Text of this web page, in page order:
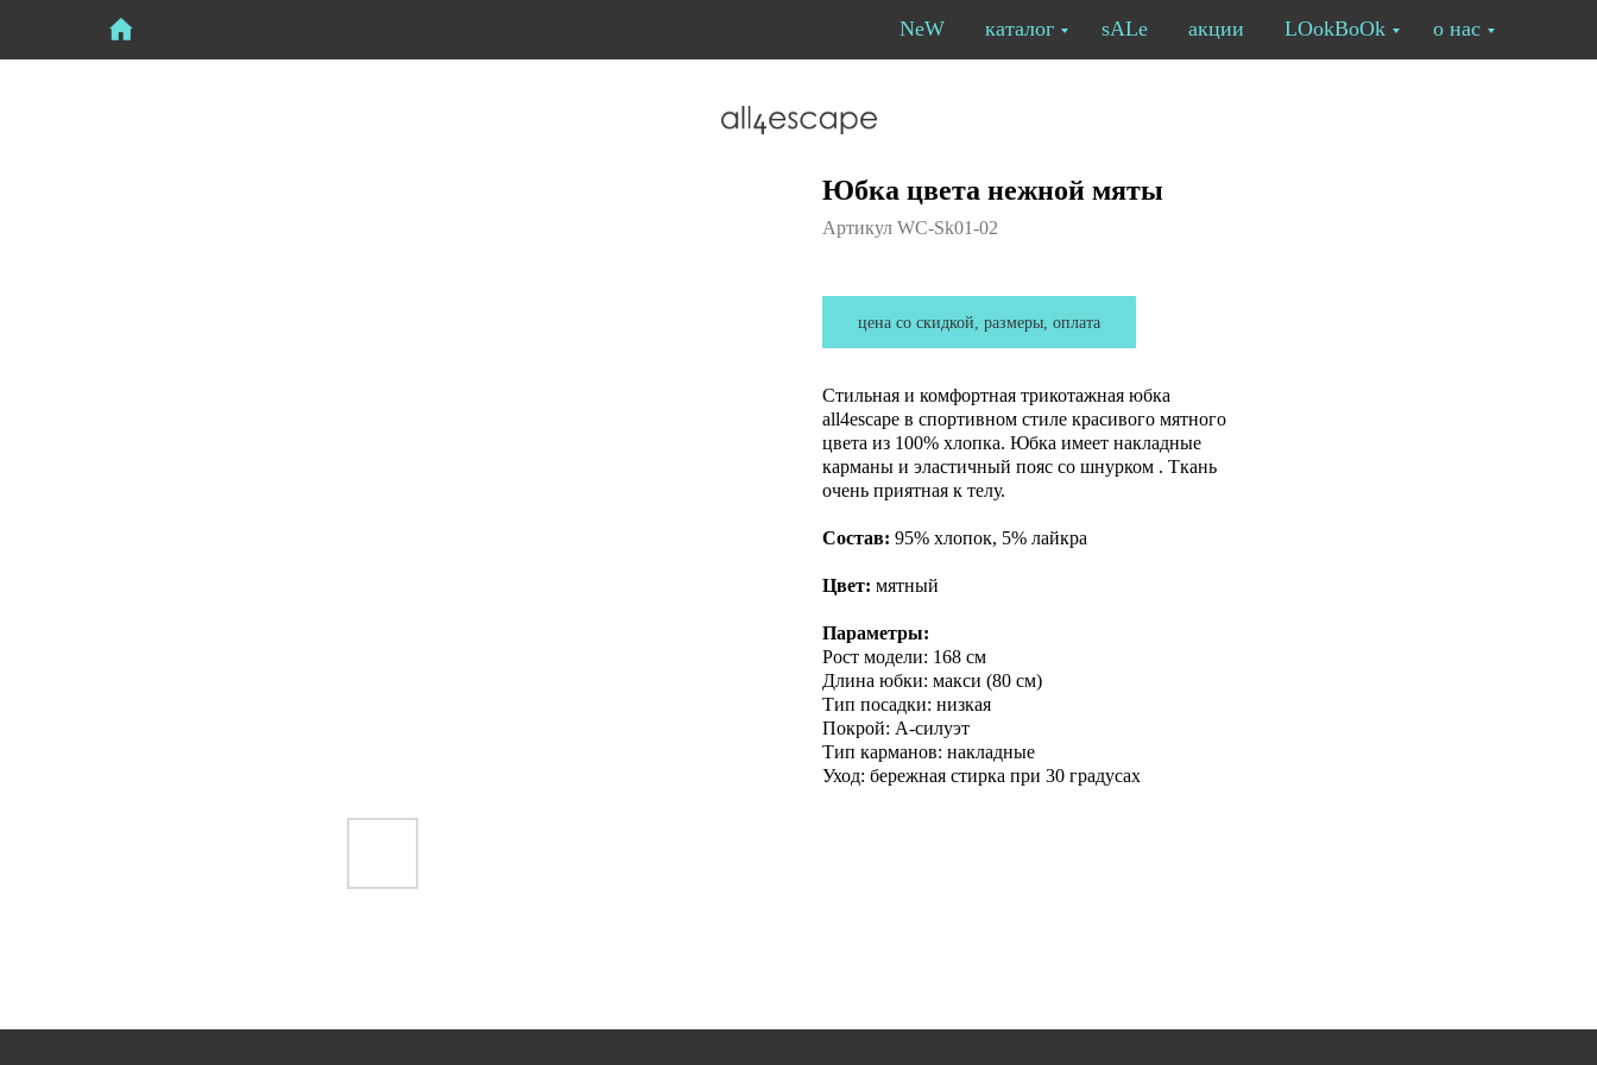
NeW каталог sALe акции LOokBoOk о нас
Юбка цвета нежной мяты
Артикул WC-Sk01-02
цена со скидкой, размеры, оплата
Стильная и комфортная трикотажная юбка
all4escape в спортивном стиле красивого мятного
цвета из 100% хлопка. Юбка имеет накладные
карманы и эластичный пояс со шнурком . Ткань
очень приятная к телу.
Состав: 95% хлопок, 5% лайкра
Цвет: мятный
Параметры:
Рост модели: 168 см
Длина юбки: макси (80 cм)
Тип посадки: низкая
Покрой: А-силуэт
Тип карманов: накладные
Уход: бережная стирка при 30 градусах